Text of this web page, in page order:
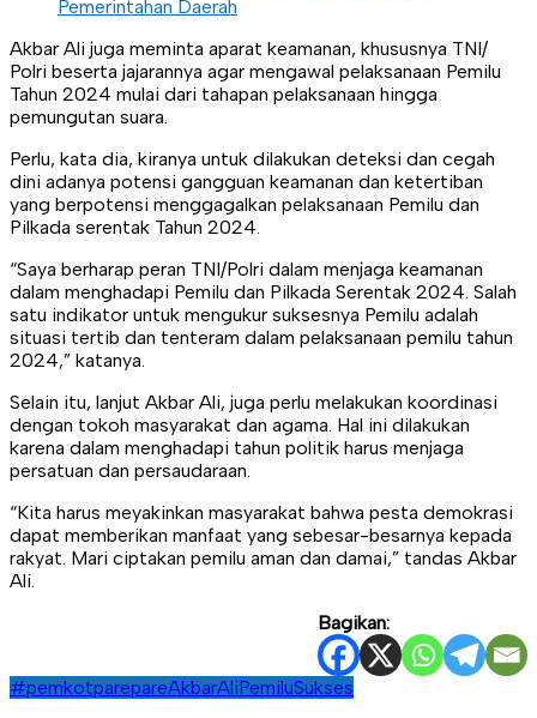
Pemerintahan Daerah
Akbar Ali juga meminta aparat keamanan, khususnya TNI/
Polri beserta jajarannya agar mengawal pelaksanaan Pemilu
Tahun 2024 mulai dari tahapan pelaksanaan hingga
pemungutan suara.
Perlu, kata dia, kiranya untuk dilakukan deteksi dan cegah
dini adanya potensi gangguan keamanan dan ketertiban
yang berpotensi menggagalkan pelaksanaan Pemilu dan
Pilkada serentak Tahun 2024.
“Saya berharap peran TNI/Polri dalam menjaga keamanan
dalam menghadapi Pemilu dan Pilkada Serentak 2024. Salah
satu indikator untuk mengukur suksesnya Pemilu adalah
situasi tertib dan tenteram dalam pelaksanaan pemilu tahun
2024,” katanya.
Selain itu, lanjut Akbar Ali, juga perlu melakukan koordinasi
dengan tokoh masyarakat dan agama. Hal ini dilakukan
karena dalam menghadapi tahun politik harus menjaga
persatuan dan persaudaraan.
“Kita harus meyakinkan masyarakat bahwa pesta demokrasi
dapat memberikan manfaat yang sebesar-besarnya kepada
rakyat. Mari ciptakan pemilu aman dan damai,” tandas Akbar
Ali.
Bagikan:
#pemkotparepareAkbarAliPemiluSukses